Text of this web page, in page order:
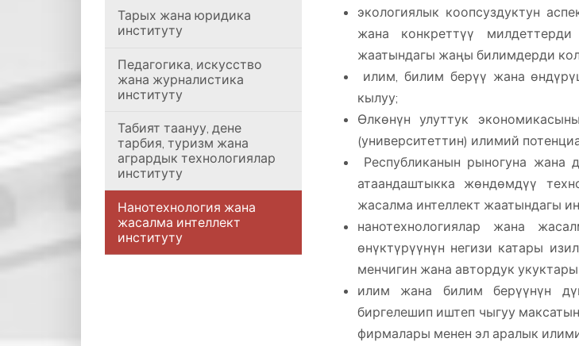
Тарых жана юридика
институту
Педагогика, искусство
жана журналистика
институту
Табият таануу, дене
тарбия, туризм жана
агрардык технологиялар
институту
Нанотехнология жана
жасалма интеллект
институту
экологиялык коопсуздуктун
жана конкреттүү
жаатындагы жаңы билимдерди
илим, билим берүү жана
кылуу;
Өлкөнүн улуттук
(университеттин) илимий
Республиканын рыногуна жана
атаандаштыкка жөндөмдүү
жасалма интеллект жаатындагы
нанотехнологиялар жана
өнүктүрүүнүн негизи катары
менчигин жана автордук
илим жана билим берүүнүн
биргелешип иштеп чыгуу
фирмалары менен эл аралык